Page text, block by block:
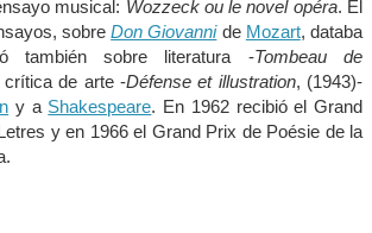
musical: Wozzeck ou le novel opéra. El
sobreDon Giovannide Mozart, databa
también sobre literatura -Tombeau de
crítica de arte -Défense et illustration, (1943)-
y a Shakespeare. En 1962 recibió el Grand
y en 1966 el Grand Prix de Poésie de la